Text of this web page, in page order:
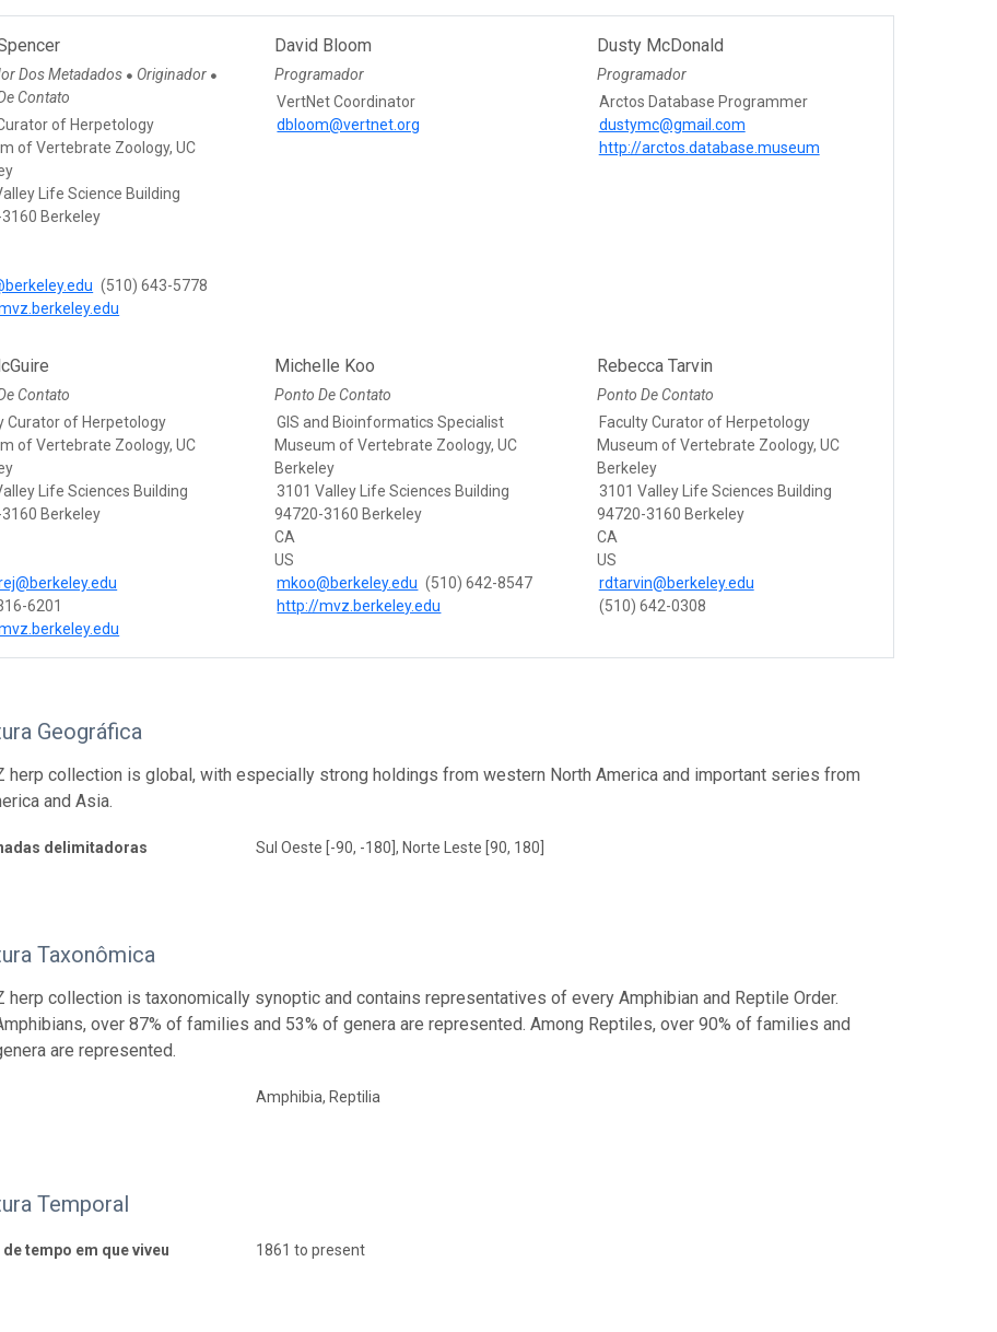
Dos Metadados ● Originador ●
Contato
of Herpetology
of Vertebrate Zoology, UC
Life Science Building
Berkeley
(510) 643-5778
David Bloom
Programador
VertNet Coordinator
dbloom@vertnet.org
Dusty McDonald
Programador
Arctos Database Programmer
dustymc@gmail.com
http://arctos.database.museum
Contato
Curator of Herpetology
of Vertebrate Zoology, UC
Life Sciences Building
Berkeley
6201
Michelle Koo
Ponto De Contato
GIS and Bioinformatics Specialist
Museum of Vertebrate Zoology, UC
Berkeley
3101 Valley Life Sciences Building
94720-3160 Berkeley
CA
US
mkoo@berkeley.edu (510) 642-8547
http://mvz.berkeley.edu
Rebecca Tarvin
Ponto De Contato
Faculty Curator of Herpetology
Museum of Vertebrate Zoology, UC
Berkeley
3101 Valley Life Sciences Building
94720-3160 Berkeley
CA
US
rdtarvin@berkeley.edu
(510) 642-0308
Geográfica
herp collection is global, with especially strong holdings from western North America and important series from
and Asia.
delimitadoras Sul Oeste [-90, -180], Norte Leste [90, 180]
Taxonômica
herp collection is taxonomically synoptic and contains representatives of every Amphibian and Reptile Order.
over 87% of families and 53% of genera are represented. Among Reptiles, over 90% of families and
are represented.
Amphibia, Reptilia
Temporal
tempo em que viveu 1861 to present